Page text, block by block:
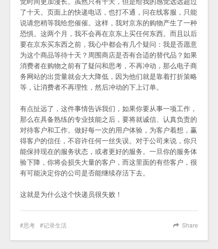
了十天。页面上的快递电话，也打不通，问在线客服，只能
说请您稍等我给您催催。这样，我对京东的购物产生了一种
恐惧。这两个月，我不会再在京东上买任何东西。而且以后
要在京东买东西之前，我心中都会有几个疑问：我是否愿意
为这个商品等待十天？周围商店是否有合适的替代品？如果
消费者在购物之前有了疑问和思考，不再冲动，那么电子商
务网站的出货量就会大大降低，因为他们就是靠着打折策略
等，让消费者不再理性，然后冲动的下上订单。
有点扯远了，这件事情告诉我们，如果你要从事一项工作，
那么在具备熟练的专业技能之后，要将就诚信、认真负责的
对待客户和工作。做好每一次的用户体验，为客户着想，赢
得客户的信任，不容许任何一丝失误。对于公司来说，你只
能保持现在的服务状态，或者更好的服务。一旦你的服务体
验下降，你将会损失大量的客户，而这里面的有些客户，很
有可能决定你的公司是否能继续存活下去。
这就是为什么这个快递员很失败！
Share
思考 记录生活